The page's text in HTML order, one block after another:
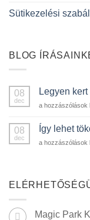
Sütikezelési
BLOG
08
dec
Legyen
Legyen
az
erkélyen!
bejegyzéshez
a hozzászólások
08
dec
Így lehet
Így
pázsit
bejegyzéshez
a hozzászólások
Magic Park